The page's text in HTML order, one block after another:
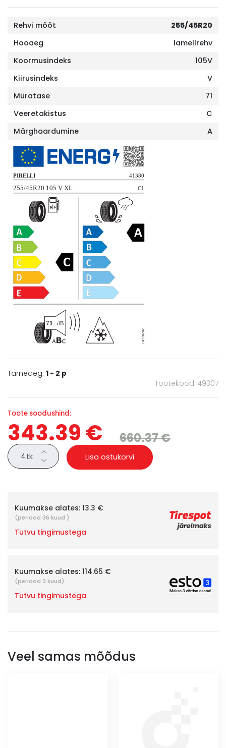
Rehvi mõõt
255/45R20
Hooaeg
lamellrehv
Koormusindeks
105V
Kiirusindeks
V
Müratase
71
Veeretakistus
C
Märghaardumine
A
Tarneaeg: 1 - 2 p
Tootekood: 49307
Toote soodushind:
343.39 € 660.37 €
tk Lisa ostukorvi
Kuumakse alates: 13.3 €
(periood 36 kuud )
Tutvu tingimustega
Kuumakse alates: 114.65 €
(periood 3 kuud)
Tutvu tingimustega
Veel samas mõõdus